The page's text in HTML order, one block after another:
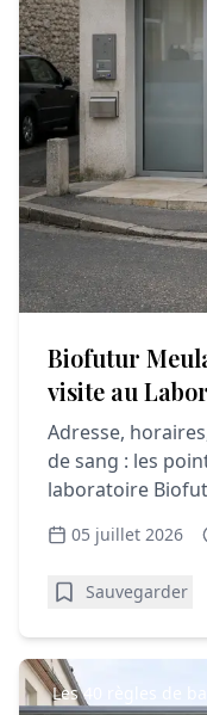
Biofutur
visite au
Adresse,
de sang : les
laboratoire
05 juillet 2026
Sauvegarder
Les 40 règles de